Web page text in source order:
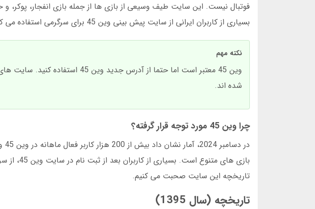
بسیاری از کاربران ایرانی از سایت پیش بینی وین 45 برای سرگرمی استفاده می کنند.
نکته مهم
شده اند.
چرا وین 45 مورد توجه قرار گرفته؟
بازی های
تاریخچه این سایت صحبت می کنیم.
تاریخچه (سال 1395)